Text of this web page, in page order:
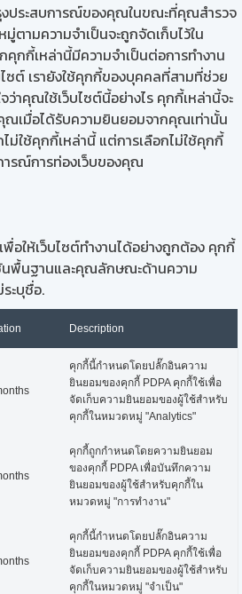
งประสบการณ์ของคุณในขณะที่คุณสำรวจ
ามความจำเป็นจะถูกจัดเก็บไว้ใน
คุกกี้เหล่านี้มีความจำเป็นต่อการทำงาน
ต์ เรายังใช้คุกกี้ของบุคคลที่สามที่ช่วย
จว่าคุณใช้เว็บไซต์นี้อย่างไร คุกกี้เหล่านี้จะ
คุณเมื่อได้รับความยินยอมจากคุณเท่านั้น
ม่ใช้คุกกี้เหล่านี้ แต่การเลือกไม่ใช้คุกกี้
รณ์การท่องเว็บของคุณ
พื่อให้เว็บไซต์ทำงานได้อย่างถูกต้อง คุกกี้
นพื้นฐานและคุณลักษณะด้านความ
ะบุชื่อ.
Description
คุกกี้นี้กำหนดโดยปลั๊กอินความ
ยินยอมของคุกกี้ PDPA คุกกี้ใช้เพื่อ
จัดเก็บความยินยอมของผู้ใช้สำหรับ
คุกกี้ในหมวดหมู่ "Analytics"
คุกกี้ถูกกำหนดโดยความยินยอม
ของคุกกี้ PDPA เพื่อบันทึกความ
ยินยอมของผู้ใช้สำหรับคุกกี้ใน
หมวดหมู่ "การทำงาน"
คุกกี้นี้กำหนดโดยปลั๊กอินความ
ยินยอมของคุกกี้ PDPA คุกกี้ใช้เพื่อ
จัดเก็บความยินยอมของผู้ใช้สำหรับ
คุกกี้ในหมวดหมู่ "จำเป็น"